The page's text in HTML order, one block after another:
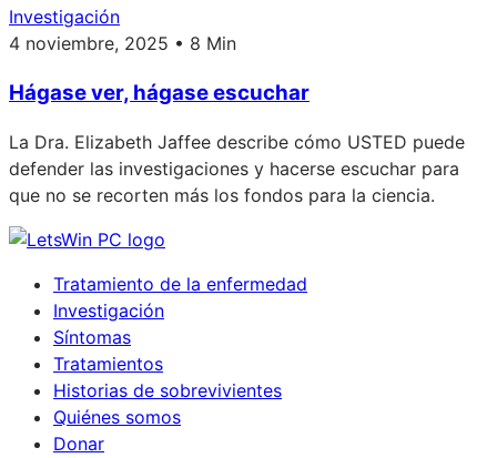
Investigación
4 noviembre, 2025 • 8 Min
Hágase ver, hágase escuchar
La Dra. Elizabeth Jaffee describe cómo USTED puede
defender las investigaciones y hacerse escuchar para
que no se recorten más los fondos para la ciencia.
Tratamiento de la enfermedad
Investigación
Síntomas
Tratamientos
Historias de sobrevivientes
Quiénes somos
Donar